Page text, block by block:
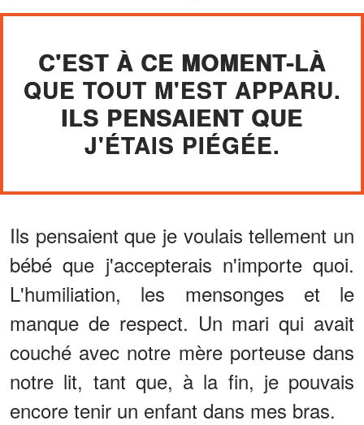
C'EST À CE MOMENT-LÀ
QUE TOUT M'EST APPARU.
ILS PENSAIENT QUE
J'ÉTAIS PIÉGÉE.
Ils pensaient que je voulais tellement un
bébé que j'accepterais n'importe quoi.
L'humiliation, les mensonges et le
manque de respect. Un mari qui avait
couché avec notre mère porteuse dans
notre lit, tant que, à la fin, je pouvais
encore tenir un enfant dans mes bras.